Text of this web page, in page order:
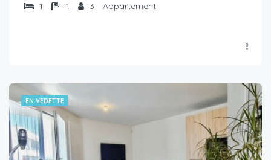
1
1 3 Appartement
EN VEDETTE